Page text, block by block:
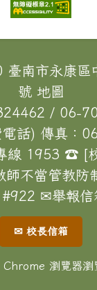
臺南市永康區
號 地圖
/ 06-
電話) 傳真：
線 1953 ☎ [
師不當管教防
✉舉報信
✉ 校長信箱
Chrome 瀏覽器瀏